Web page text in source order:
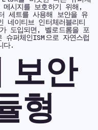
시지를 보호하기 위해,
세트를 사용해 보안을 유
이티브 인터체러블리티
입되면, 벨로드롬을 포
슈퍼체인ISM으로 자연스럽
다.
보안
형